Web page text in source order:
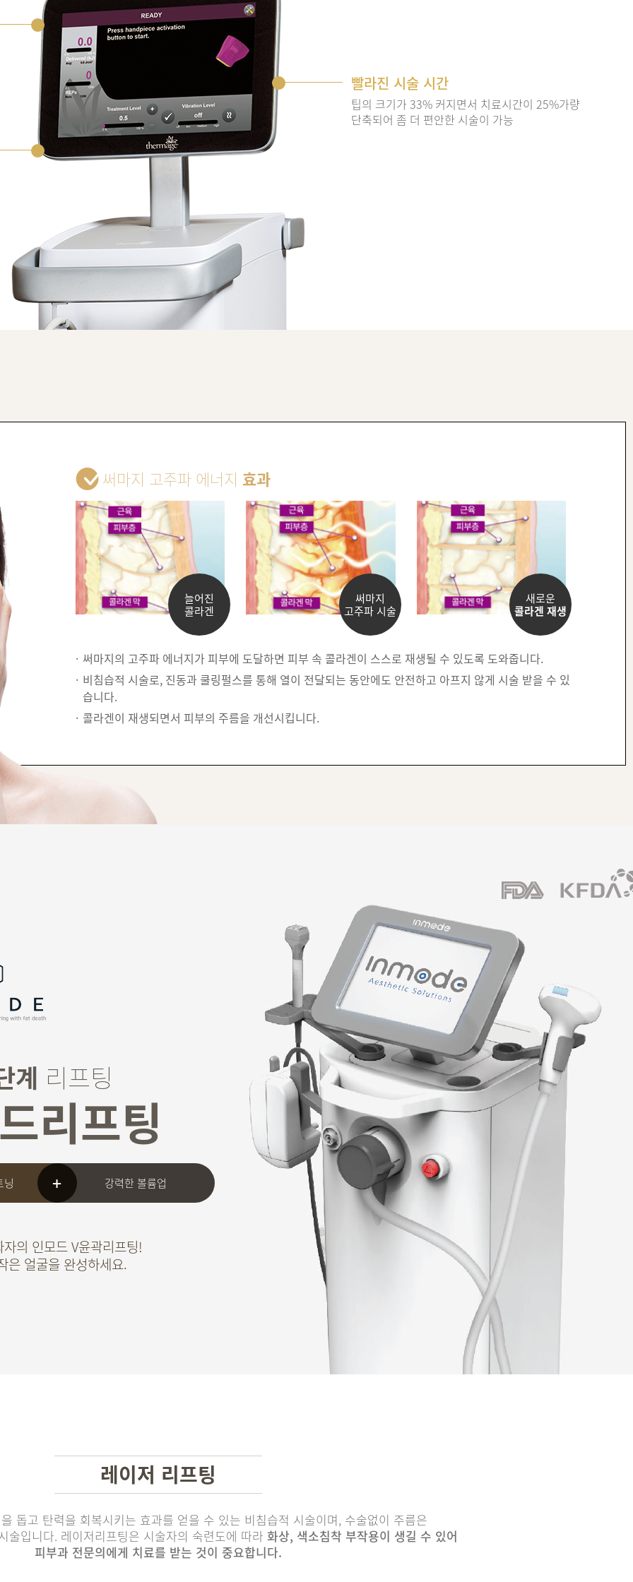
빨라진 시술 시간
팁의 크기가 33% 커지면서 치료시간이 25%가량
단축되어 좀 더 편안한 시술이 가능
써마지 고주파 에너지 효과
늘어진
콜라겐
써마지
고주파 시술
새로운
콜라겐 재생
써마지의 고주파 에너지가 피부에 도달하면 피부 속 콜라겐이 스스로 재생될 수 있도록 도와줍니다.
비침습적 시술로, 진동과 쿨링펄스를 통해 열이 전달되는 동안에도 안전하고 아프지 않게 시술 받을 수 있
습니다.
콜라겐이 재생되면서 피부의 주름을 개선시킵니다.
계 리프팅
리프팅
닝 강력한 볼륨업
자의 인모드 V윤곽리프팅!
은 얼굴을 완성하세요.
레이저 리프팅
돕고 탄력을 회복시키는 효과를 얻을 수 있는 비침습적 시술이며, 수술없이 주름은
술입니다. 레이저리프팅은 시술자의 숙련도에 따라 화상, 색소침착 부작용이 생길 수 있어
피부과 전문의에게 치료를 받는 것이 중요합니다.